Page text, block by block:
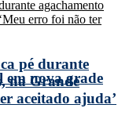
em nova grade
pé durante
na Grande
aceitado ajuda’